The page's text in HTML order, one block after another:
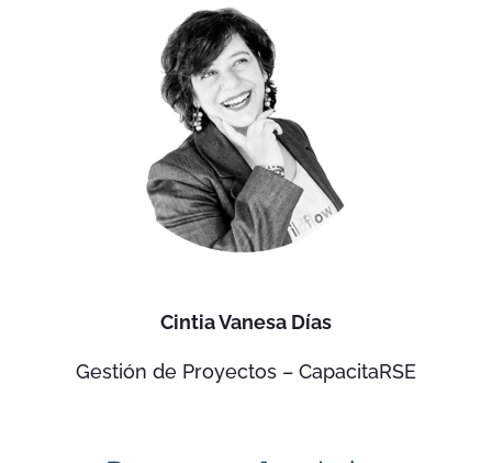
Cintia Vanesa Días
Gestión de Proyectos – CapacitaRSE